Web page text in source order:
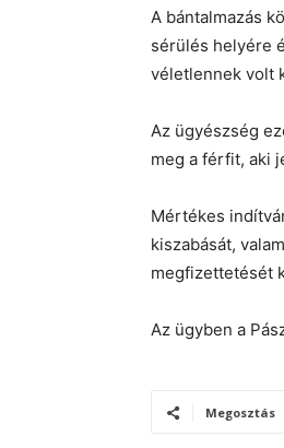
A bántalmazás
sérülés helyére
véletlennek volt
Az ügyészség
meg a férfit, aki
Mértékes
kiszabását,
megfizettetését
Az ügyben a
Megosztás